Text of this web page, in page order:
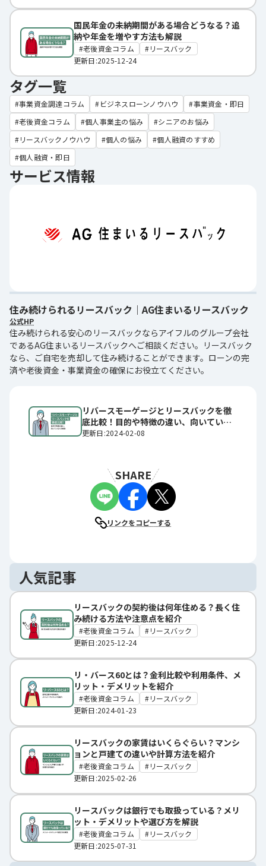
国民年金の未納期間がある場合どうなる？追
納や年金を増やす方法も解説
老後資金コラム
リースバック
更新日:2025-12-24
タグ一覧
事業資金調達コラム ビジネスローンノウハウ
事業資金・即日
老後資金コラム
個人事業主の悩み
シニアのお悩み
リースバックノウハウ
個人の悩み
個人融資のすすめ
個人融資・即日
サービス情報
住み続けられるリースバック｜AG住まいるリースバック
公式HP
住み続けられる安心のリースバックならアイフルのグループ会社
であるAG住まいるリースバックへご相談ください。リースバック
なら、ご自宅を売却して住み続けることができます。ローンの完
済や老後資金・事業資金の確保にお役立てください。
リバースモーゲージとリースバックを徹
底比較！目的や特徴の違い、向いている
人を解説
更新日:2024-02-08
SHARE
リンクをコピーする
人気記事
リースバックの契約後は何年住める？長く住
み続ける方法や注意点を紹介
老後資金コラム
リースバック
更新日:2025-12-24
リ・バース60とは？金利比較や利用条件、メ
リット・デメリットを紹介
老後資金コラム
リースバック
更新日:2024-01-23
リースバックの家賃はいくらぐらい？マンシ
ョンと戸建ての違いや計算方法を紹介
老後資金コラム
リースバック
更新日:2025-02-26
リースバックは銀行でも取扱っている？メリ
ット・デメリットや選び方を解説
老後資金コラム
リースバック
更新日:2025-07-31